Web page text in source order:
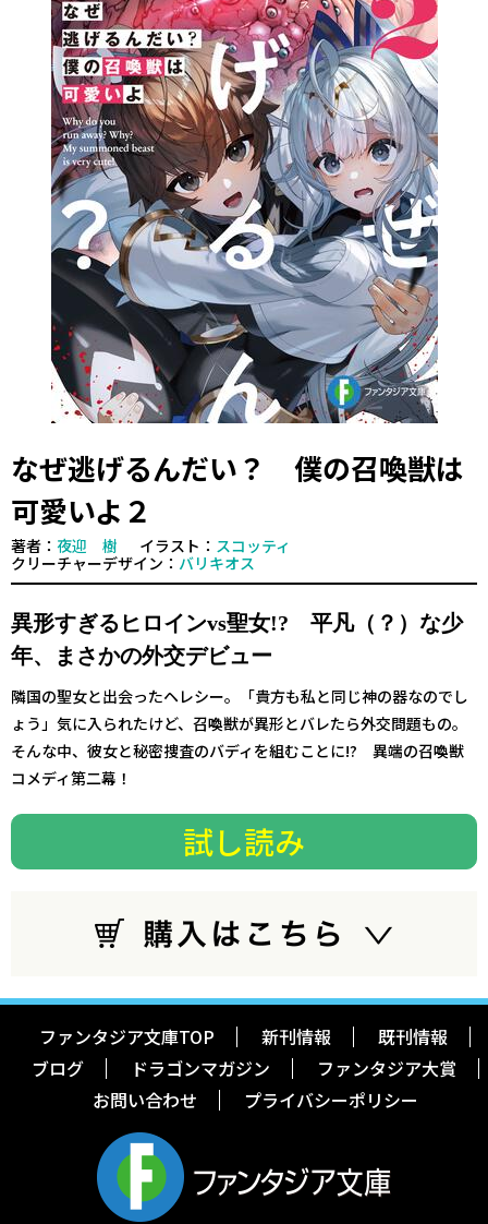
なぜ逃げるんだい？ 僕の召喚獣は
可愛いよ２
著者： 夜迎 樹 イラスト： スコッティ
クリーチャーデザイン： バリキオス
異形すぎるヒロインvs聖女!? 平凡（？）な少
年、まさかの外交デビュー
隣国の聖女と出会ったヘレシー。「貴方も私と同じ神の器なのでし
ょう」気に入られたけど、召喚獣が異形とバレたら外交問題もの。
そんな中、彼女と秘密捜査のバディを組むことに!? 異端の召喚獣
コメディ第二幕！
試し読み
ファンタジア文庫TOP 新刊情報
既刊情報
ブログ
ドラゴンマガジン
ファンタジア大賞
お問い合わせ
プライバシーポリシー